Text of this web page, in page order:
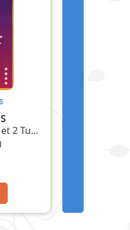
4 Tubas (2 Euphoniums et 2 Tubas)